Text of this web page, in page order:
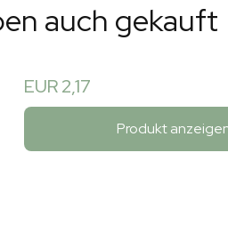
auch gekauft
EUR 2,17
Produkt